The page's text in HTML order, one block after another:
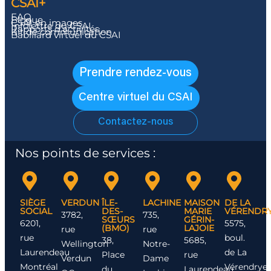
CSAI+
FAQ
Blogue
CSAI en images
Infolettre du CSAI
Rapports d’activités
Kit de communication
Babillard virtuel du CSAI
Prendre rendez-vous
Centre virtuel du CSAI
Contactez-nous
Nos points de services :
SIÈGE
SOCIAL
6201,
rue
Laurendeau
Montréal
VERDUN
3782,
rue
Wellington
Verdun
ÎLE-
DES-
SŒURS
(BMO)
38,
Place
LACHINE
735,
rue
Notre-
Dame
MAISON
MARIE
GÉRIN-
LAJOIE
5685,
rue
DE LA
5575,
boul.
de La
Vérendrye